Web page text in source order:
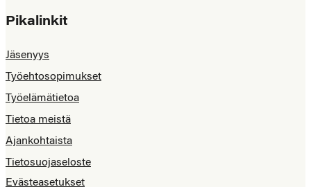
Pikalinkit
Jäsenyys
Työehtosopimukset
Työelämätietoa
Tietoa meistä
Ajankohtaista
Tietosuojaseloste
Evästeasetukset